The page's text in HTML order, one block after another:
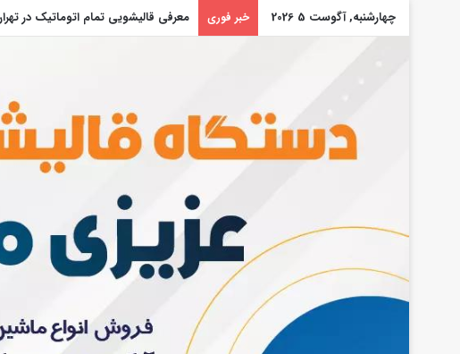
چهارشنبه, آگوست 5 2026 خبر فوری صفر تا صد راه اندازی کارخانه قالیشویی